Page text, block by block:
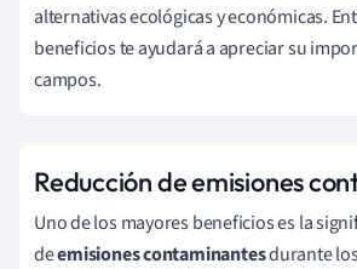
alternativas ecológicas y económicas.
beneficios te ayudará a apreciar su
campos.
Reducción de emisiones
Uno de los mayores beneficios es la
deemisiones contaminantesdurante